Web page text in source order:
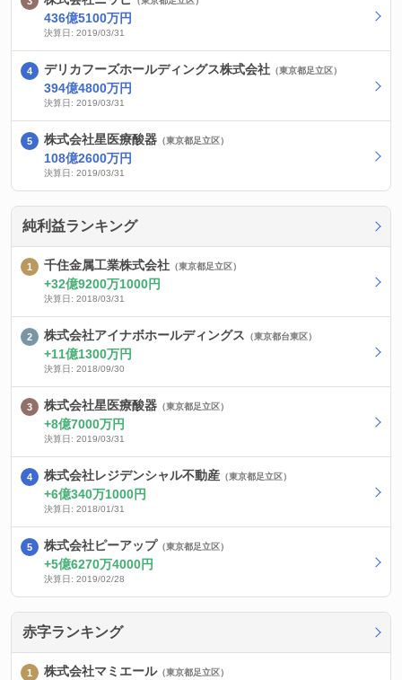
436億5100万円
決算日: 2019/03/31
デリカフーズホールディングス株式会社 （東京都足立区）
394億4800万円
決算日: 2019/03/31
株式会社星医療酸器 （東京都足立区）
108億2600万円
決算日: 2019/03/31
純利益ランキング
千住金属工業株式会社 （東京都足立区）
32億9200万1000円
決算日: 2018/03/31
株式会社アイナボホールディングス （東京都台東区）
11億1300万円
決算日: 2018/09/30
株式会社星医療酸器 （東京都足立区）
8億7000万円
決算日: 2019/03/31
株式会社レジデンシャル不動産 （東京都足立区）
6億340万1000円
決算日: 2018/01/31
株式会社ピーアップ （東京都足立区）
5億6270万4000円
決算日: 2019/02/28
赤字ランキング
株式会社マミエール（東京都足立区）